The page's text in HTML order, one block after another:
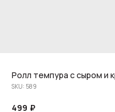
Ролл темпура с сыром и
SKU: 589
499 ₽